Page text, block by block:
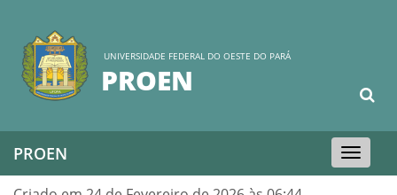
UNIVERSIDADE FEDERAL DO OESTE DO PARÁ
PROEN
Toggle
navigation
PROEN